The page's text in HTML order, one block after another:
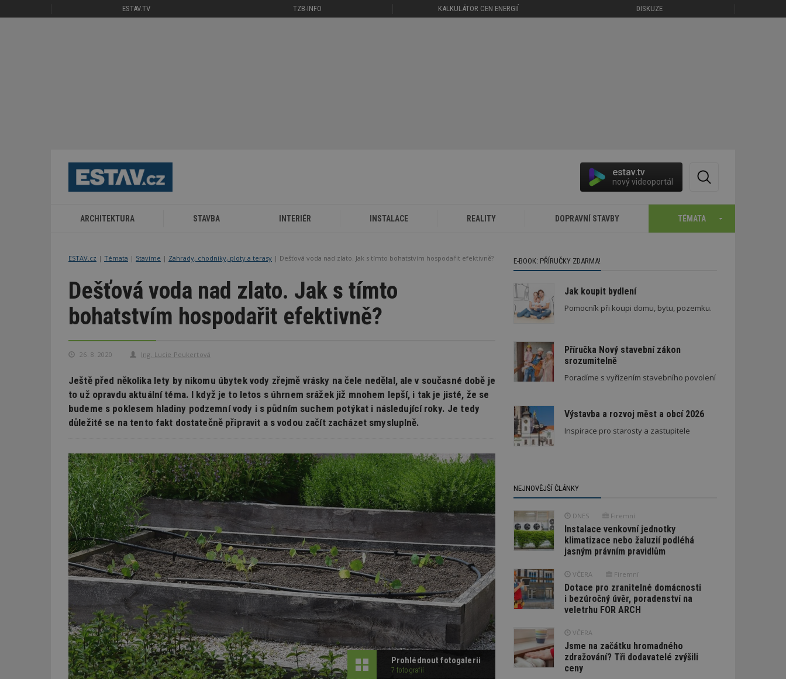
ESTAV.TV TZB-INFO KALKULÁTOR CEN ENERGIÍ DISKUZE
estav.tv
nový videoportál
ARCHITEKTURA STAVBA INTERIÉR INSTALACE REALITY DOPRAVNÍ STAVBY TÉMATA
ESTAV.cz Témata Stavíme Zahrady, chodníky, ploty a terasy Dešťová voda nad zlato. Jak s tímto bohatstvím hospodařit efektivně?
Dešťová voda nad zlato. Jak s tímto
bohatstvím hospodařit efektivně?
26. 8. 2020 Ing. Lucie Peukertová
Ještě před několika lety by nikomu úbytek vody zřejmě vrásky na čele nedělal, ale v současné době je
to už opravdu aktuální téma. I když je to letos s úhrnem srážek již mnohem lepší, i tak je jisté, že se
budeme s poklesem hladiny podzemní vody i s půdním suchem potýkat i následující roky. Je tedy
důležité se na tento fakt dostatečně připravit a s vodou začít zacházet smysluplně.
Prohlédnout fotogalerii
7 fotografií
E-BOOK: PŘÍRUČKY ZDARMA!
Jak koupit bydlení
Pomocník při koupi domu, bytu, pozemku.
Příručka Nový stavební zákon
srozumitelně
Poradíme s vyřízením stavebního povolení
Výstavba a rozvoj měst a obcí 2026
Inspirace pro starosty a zastupitele
NEJNOVĚJŠÍ ČLÁNKY
DNES Firemní
Instalace venkovní jednotky
klimatizace nebo žaluzií podléhá
jasným právním pravidlům
VČERA Firemní
Dotace pro zranitelné domácnosti
i bezúročný úvěr, poradenství na
veletrhu FOR ARCH
VČERA
Jsme na začátku hromadného
zdražování? Tři dodavatelé zvýšili
ceny